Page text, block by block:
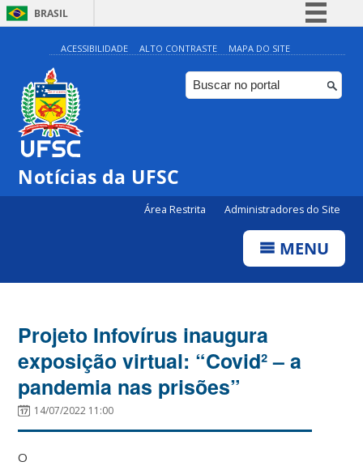
BRASIL
Simplifique!
Comunica BR
Participe
ACESSIBILIDADE ALTO CONTRASTE MAPA DO SITE
Notícias da UFSC
Área Restrita Administradores do Site
MENU
Projeto Infovírus inaugura
exposição virtual: “Covid² – a
pandemia nas prisões”
14/07/2022 11:00
O